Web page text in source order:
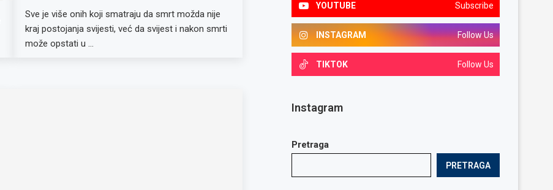
Sve je više onih koji smatraju da smrt možda nije
kraj postojanja svijesti, već da svijest i nakon smrti
može opstati u …
YOUTUBE Subscribe
INSTAGRAM Follow Us
TIKTOK Follow Us
Instagram
Pretraga
PRETRAGA